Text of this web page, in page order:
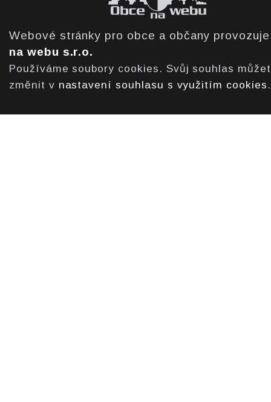
Webové stránky pro obce a občany
na webu s.r.o.
Používáme soubory cookies. Svůj souhlas
změnit v nastavení souhlasu s využitím cookies .